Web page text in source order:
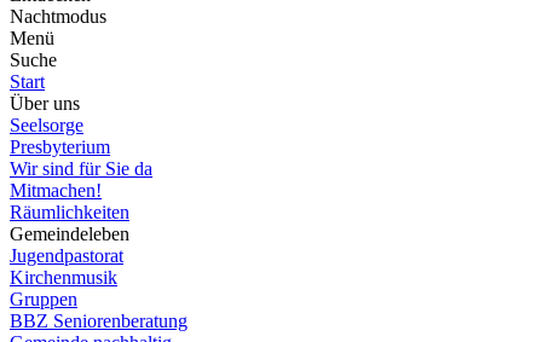
Nachtmodus
Menü
Suche
Start
Über uns
Seelsorge
Presbyterium
Wir sind für Sie da
Mitmachen!
Räumlichkeiten
Gemeindeleben
Jugendpastorat
Kirchenmusik
Gruppen
BBZ Seniorenberatung